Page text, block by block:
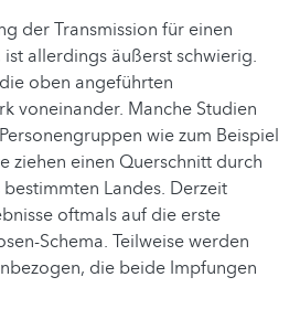
der Transmission für einen
allerdings äußerst schwierig.
oben angeführten
voneinander. Manche Studien
wie zum Beispiel
ziehen einen Querschnitt durch
Landes. Derzeit
oftmals auf die erste
Schema. Teilweise werden
die beide Impfungen